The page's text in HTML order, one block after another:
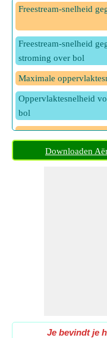
Freestream-snelheid
Freestream-snelheid
stroming over bol
Maximale
Oppervlaktesnelheid
bol
Polaire coördinaat
stroming over bol
Downloaden
Je bevindt je